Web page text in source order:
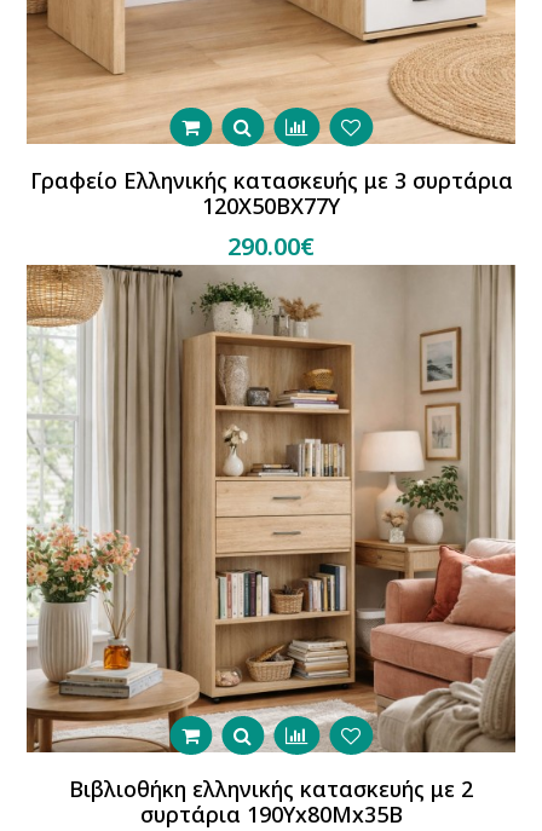
Γραφείο Ελληνικής κατασκευής με 3 συρτάρια
120Χ50ΒΧ77Υ
290.00€
Βιβλιοθήκη ελληνικής κατασκευής με 2
συρτάρια 190Υx80Μx35Β